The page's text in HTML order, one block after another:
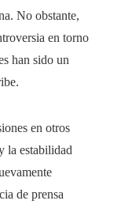
No obstante,
en torno
han sido un
en otros
la estabilidad
de prensa